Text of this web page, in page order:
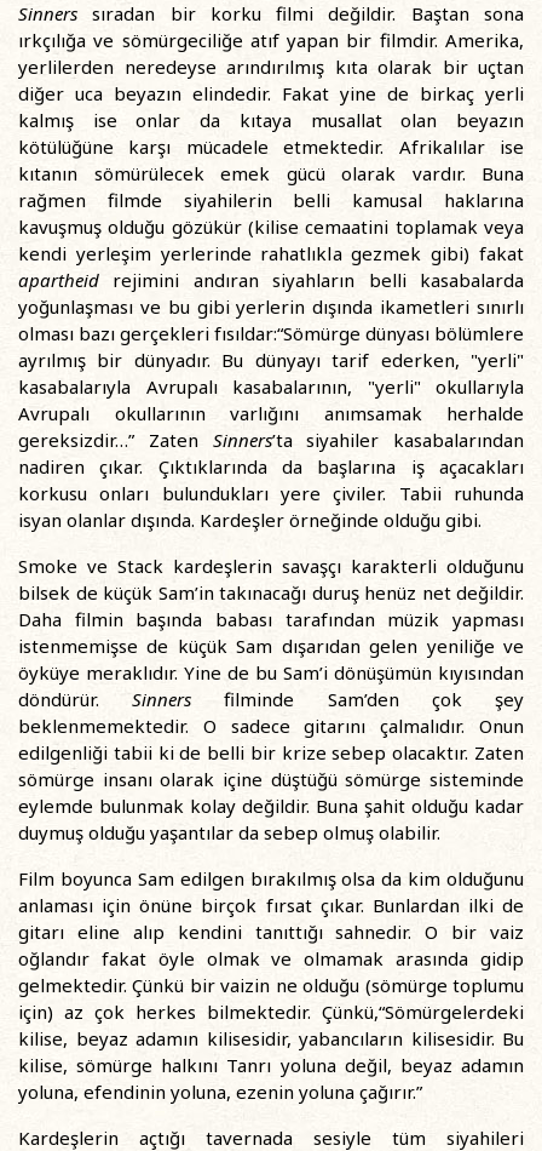
Sinners sıradan bir korku filmi değildir. Baştan sona
ırkçılığa ve sömürgeciliğe atıf yapan bir filmdir. Amerika,
yerlilerden neredeyse arındırılmış kıta olarak bir uçtan
diğer uca beyazın elindedir. Fakat yine de birkaç yerli
kalmış ise onlar da kıtaya musallat olan beyazın
kötülüğüne karşı mücadele etmektedir. Afrikalılar ise
kıtanın sömürülecek emek gücü olarak vardır. Buna
rağmen filmde siyahilerin belli kamusal haklarına
kavuşmuş olduğu gözükür (kilise cemaatini toplamak veya
kendi yerleşim yerlerinde rahatlıkla gezmek gibi) fakat
apartheid rejimini andıran siyahların belli kasabalarda
yoğunlaşması ve bu gibi yerlerin dışında ikametleri sınırlı
olması bazı gerçekleri fısıldar:“Sömürge dünyası bölümlere
ayrılmış bir dünyadır. Bu dünyayı tarif ederken, "yerli"
kasabalarıyla Avrupalı kasabalarının, "yerli" okullarıyla
Avrupalı okullarının varlığını anımsamak herhalde
gereksizdir…” Zaten Sinners’ta siyahiler kasabalarından
nadiren çıkar. Çıktıklarında da başlarına iş açacakları
korkusu onları bulundukları yere çiviler. Tabii ruhunda
isyan olanlar dışında. Kardeşler örneğinde olduğu gibi.
Smoke ve Stack kardeşlerin savaşçı karakterli olduğunu
bilsek de küçük Sam’in takınacağı duruş henüz net değildir.
Daha filmin başında babası tarafından müzik yapması
istenmemişse de küçük Sam dışarıdan gelen yeniliğe ve
öyküye meraklıdır. Yine de bu Sam’i dönüşümün kıyısından
döndürür.Sinners filminde Sam’den çok şey
beklenmemektedir. O sadece gitarını çalmalıdır. Onun
edilgenliği tabii ki de belli bir krize sebep olacaktır. Zaten
sömürge insanı olarak içine düştüğü sömürge sisteminde
eylemde bulunmak kolay değildir. Buna şahit olduğu kadar
duymuş olduğu yaşantılar da sebep olmuş olabilir.
Film boyunca Sam edilgen bırakılmış olsa da kim olduğunu
anlaması için önüne birçok fırsat çıkar. Bunlardan ilki de
gitarı eline alıp kendini tanıttığı sahnedir. O bir vaiz
oğlandır fakat öyle olmak ve olmamak arasında gidip
gelmektedir. Çünkü bir vaizin ne olduğu (sömürge toplumu
için) az çok herkes bilmektedir. Çünkü,“Sömürgelerdeki
kilise, beyaz adamın kilisesidir, yabancıların kilisesidir. Bu
kilise, sömürge halkını Tanrı yoluna değil, beyaz adamın
yoluna, efendinin yoluna, ezenin yoluna çağırır.”
Kardeşlerin açtığı tavernada sesiyle tüm siyahileri